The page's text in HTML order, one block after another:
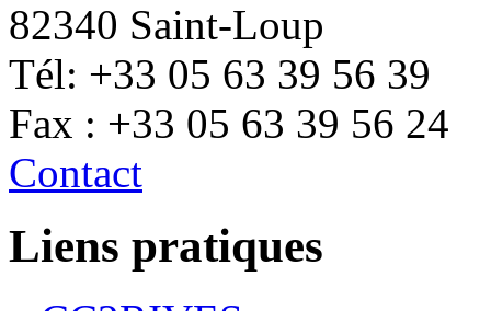
82340 Saint-Loup
Tél: +33 05 63 39 56 39
Fax : +33 05 63 39 56 24
Contact
Liens pratiques